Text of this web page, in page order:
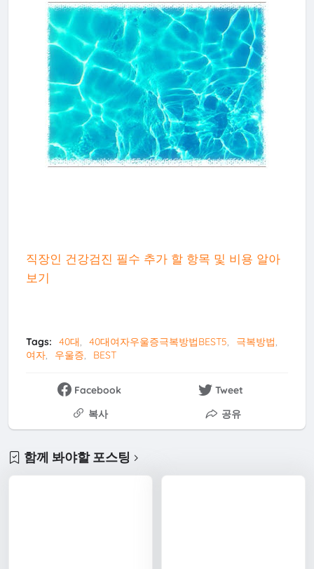
직장인 건강검진 필수 추가 할 항목 및 비용 알아
보기
Tags: 40대 40대여자우울증극복방법BEST5
극복방법
여자
우울증 BEST
Facebook
Tweet
복사
공유
함께 봐야할 포스팅